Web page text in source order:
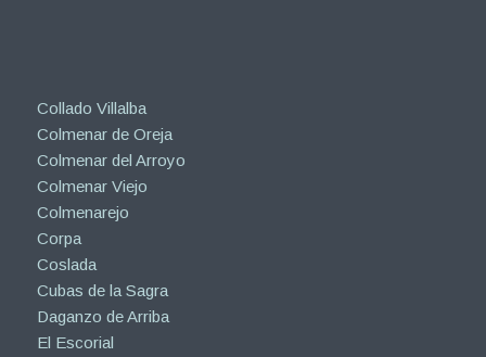
Collado Villalba
Colmenar de Oreja
Colmenar del Arroyo
Colmenar Viejo
Colmenarejo
Corpa
Coslada
Cubas de la Sagra
Daganzo de Arriba
El Escorial